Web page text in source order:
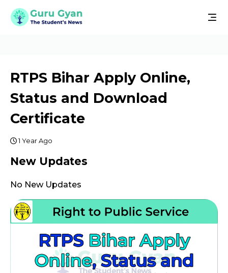
RTPS Bihar Apply Online,
Status and Download
Certificate
1 Year Ago
New Updates
No New Updates